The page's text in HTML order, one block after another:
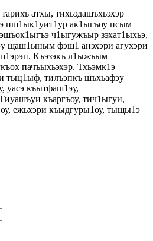
атхы, тихьэдашъхьэхэр
пш1ык1уит1ур ак1ыгъоу псым
ч1ыгужъыр зэхат1ыхьэ,
щаш1ыным фэш1 анэхэри агухэри
Къэзэкъ л1ыжъым
пачъыхьэхэр. Тхьэмк1э
тыц1ыф, тилъэпкъ шъхьафэу
уасэ къытфаш1эу,
къаргъоу, тич1ыгуи,
ежьхэри къыдгуры1оу, тыщы1э